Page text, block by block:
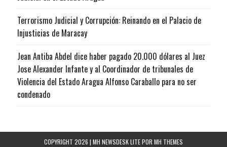
Terrorismo Judicial y Corrupción: Reinando en el Palacio de
Injusticias de Maracay
Jean Antiba Abdel dice haber pagado 20.000 dólares al Juez
Jose Alexander Infante y al Coordinador de tribunales de
Violencia del Estado Aragua Alfonso Caraballo para no ser
condenado
COPYRIGHT 2026 | MH NEWSDESK LITE POR MH THEMES